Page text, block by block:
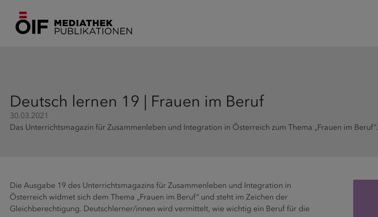
Deutsch lernen 19 | Frauen im Beruf
30.03.2021
Das Unterrichtsmagazin für Zusammenleben und Integration in Österreich zum Thema „Frauen im Beruf“.
Die Ausgabe 19 des Unterrichtsmagazins für Zusammenleben und Integration in
Österreich widmet sich dem Thema „Frauen im Beruf“ und steht im Zeichen der
Gleichberechtigung. Deutschlerner/innen wird vermittelt, wie wichtig ein Beruf für die